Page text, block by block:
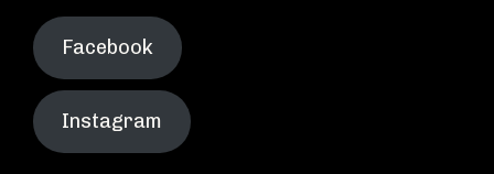
Facebook
Instagram